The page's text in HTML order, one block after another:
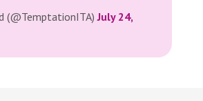
(@TemptationITA)July 24,